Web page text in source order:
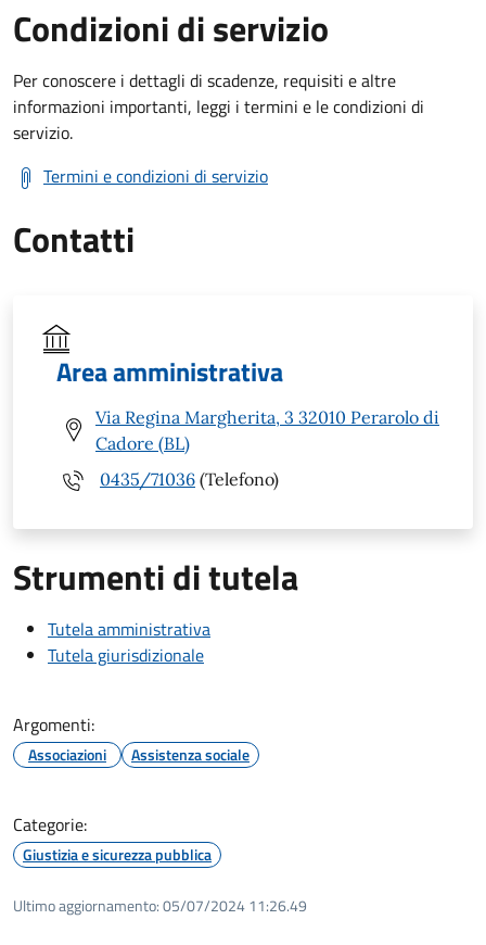
Condizioni di servizio
Per conoscere i dettagli di scadenze, requisiti e altre
informazioni importanti, leggi i termini e le condizioni di
servizio.
Termini e condizioni di servizio
Contatti
Area amministrativa
Via Regina Margherita, 3 32010 Perarolo di
Cadore (BL)
0435/71036 (Telefono)
Strumenti di tutela
Tutela amministrativa
Tutela giurisdizionale
Argomenti:
Associazioni Assistenza sociale
Categorie:
Giustizia e sicurezza pubblica
Ultimo aggiornamento:05/07/2024 11:26.49